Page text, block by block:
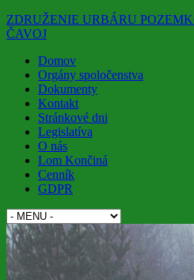
ZDRUŽENIE URBÁRU
ČAVOJ
Domov
Orgány spoločenstva
Dokumenty
Kontakt
Stránkové dni
Legislatíva
O nás
Lom Končiná
Cenník
GDPR